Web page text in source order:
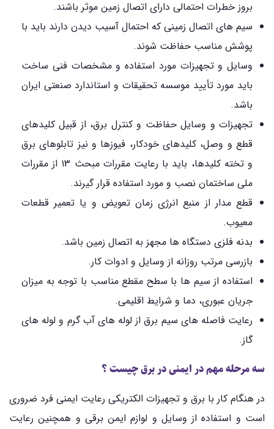
بروز خطرات احتمالی دارای اتصال زمین موثر باشند.
سیم های اتصال زمینی که احتمال آسیب دیدن دارند باید با
پوشش مناسب حفاظت شوند.
وسایل و تجهیزات مورد استفاده و مشخصات فنی ساخت
باید مورد تأیید موسسه تحقیقات و استاندارد صنعتی ایران
باشد.
تجهیزات و وسایل حفاظت و کنترل برق، از قبیل کلیدهای
قطع و وصل، کلیدهای خودکار، فیوزها و نیز تابلوهای برق
و تخته کلیدها، باید با رعایت مقررات مبحث ۱۳ از مقررات
ملی ساختمان نصب و مورد استفاده قرار گیرند.
قطع مدار از منبع انرژی زمان تعویض و یا تعمیر قطعات
معیوب.
بدنه فلزی دستگاه ها مجهز به اتصال زمین باشد.
بازرسی مرتب روزانه از وسایل و ادوات کار.
استفاده از سیم ها با سطح مقطع مناسب با توجه به میزان
جریان عبوری، دما و شرایط اقلیمی.
رعایت فاصله های سیم برق از لوله های آب گرم و لوله های
گاز.
سه مرحله مهم در ایمنی در برق چیست ؟
در هنگام کار با برق و تجهیزات الکتریکی رعایت ایمنی فرد ضروری
است و استفاده از وسایل و لوازم ایمن برقی و همچنین رعایت